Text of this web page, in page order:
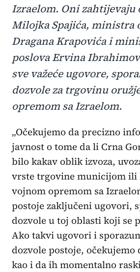
Izraelom. Oni zahtijevaju
Milojka Spajića, ministra
Dragana Krapovića i
poslova Ervina
sve važeće ugovore,
dozvole za trgovinu
opremom sa Izraelom.
„Očekujemo da precizno informišete
javnost o tome da li Crna
bilo kakav oblik izvoza,
vrste trgovine municijom ili
vojnom opremom sa
postoje zaključeni ugovori,
dozvole u toj oblasti koji se
Ako takvi ugovori i
dozvole postoje, očekujemo
kao i da ih momentalno